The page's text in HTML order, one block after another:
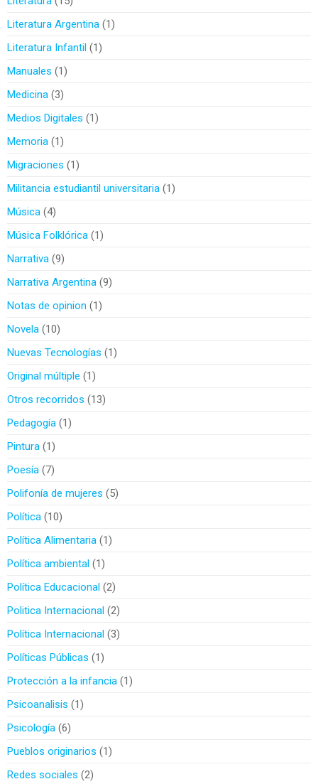
Literatura Argentina 1
Literatura Infantil 1
Manuales
1
Medicina 3
Medios Digitales
1
Memoria 1
Migraciones
1
Militancia estudiantil universitaria 1
Música 4
Música Folklórica 1
Narrativa 9
Narrativa Argentina 9
Notas de opinion
1
Novela 10
Nuevas Tecnologías
1
Original múltiple
1
Otros recorridos
13
Pedagogía 1
Pintura 1
Poesía 7
Polifonía de mujeres
5
Política 10
Política Alimentaria 1
Política ambiental 1
Política Educacional 2
Politica Internacional 2
Política Internacional 3
Políticas Públicas
1
Protección a la infancia 1
Psicoanalisis
1
Psicología 6
Pueblos originarios
1
Redes sociales 2